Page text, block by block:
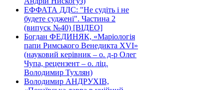
ЕФФАТА ДДС: "Не судіть і не
будете суджені". Частина 2
(випуск №40) [ВІДЕО]
Богдан ФЕДИНЯК, «Маріологія
папи Римського Венедикта XVI»
(науковий керівник – о. д-р Олег
Чупа, рецензент – о. ліц.
Володимир Тухлян)
Володимир АНДРУХІВ,